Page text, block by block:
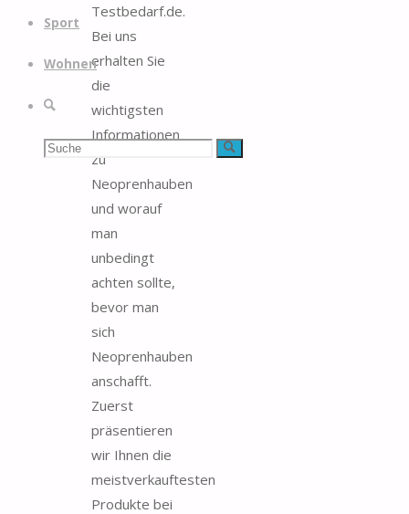
Sport
Wohnen
Suche
Suchen Suche
Testbedarf.de.
Bei uns
erhalten Sie
die
wichtigsten
Informationen
zu
Neoprenhauben
und worauf
man
unbedingt
achten sollte,
bevor man
sich
Neoprenhauben
anschafft.
Zuerst
präsentieren
wir Ihnen die
meistverkauftesten
Produkte bei